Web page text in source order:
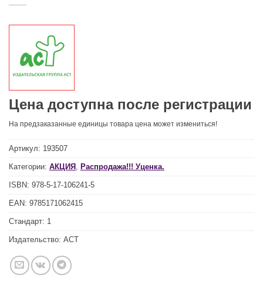
Цена доступна после регистрации
На предзаказанные единицы товара цена может измениться!
Артикул: 193507
Категории: АКЦИЯ Распродажа!!! Уценка.
ISBN: 978-5-17-106241-5
EAN: 9785171062415
Стандарт: 1
Издательство: АСТ